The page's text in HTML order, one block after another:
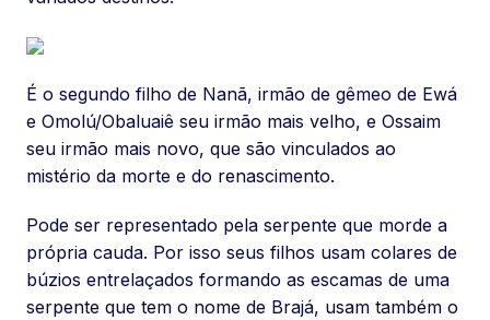
É o segundo filho de Nanã, irmão de gêmeo de Ewá
e Omolú/Obaluaiê seu irmão mais velho, e Ossaim
seu irmão mais novo, que são vinculados ao
mistério da morte e do renascimento.
Pode ser representado pela serpente que morde a
própria cauda. Por isso seus filhos usam colares de
búzios entrelaçados formando as escamas de uma
serpente que tem o nome de Brajá, usam também o